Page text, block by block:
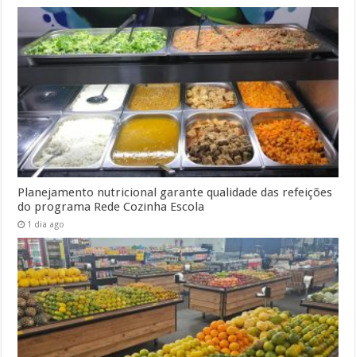
Planejamento nutricional garante qualidade das refeições
do programa Rede Cozinha Escola
1 dia ago